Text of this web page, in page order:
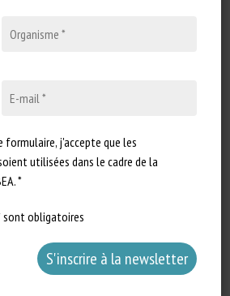
: Rethink
formulaire, j'accepte que les
utilisées dans le cadre de la
*
sont obligatoires